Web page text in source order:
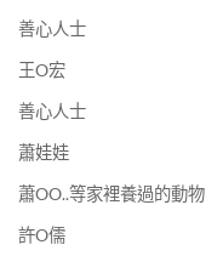
善心人士
王O宏
善心人士
蕭娃娃
蕭OO..等家裡養過的動物
許O儒